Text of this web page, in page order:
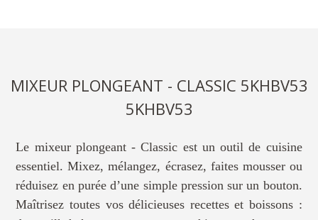
MIXEUR PLONGEANT - CLASSIC 5KHBV53
5KHBV53
Le mixeur plongeant - Classic est un outil de cuisine
essentiel. Mixez, mélangez, écrasez, faites mousser ou
réduisez en purée d’une simple pression sur un bouton.
Maîtrisez toutes vos délicieuses recettes et boissons :